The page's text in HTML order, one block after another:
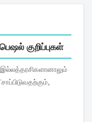
குறிப்புகள்